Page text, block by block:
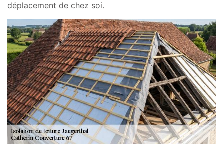
déplacement de chez soi.